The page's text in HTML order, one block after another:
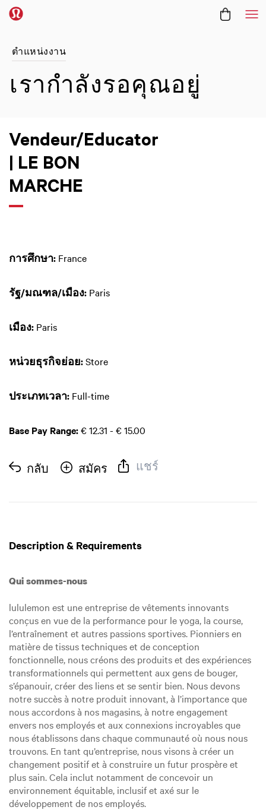
ตำแหน่งงาน
เรากำลังรอคุณอยู่
Vendeur/Educator
| LE BON
MARCHE
การศึกษา: France
รัฐ/มณฑล/เมือง: Paris
เมือง: Paris
หน่วยธุรกิจย่อย:Store
ประเภทเวลา: Full-time
Base Pay Range:€ 12.31 - € 15.00
กลับ สมัคร แชร์
Description & Requirements
Qui sommes-nous
lululemon est une entreprise de vêtements innovants
conçus en vue de la performance pour le yoga, la course,
l’entraînement et autres passions sportives. Pionniers en
matière de tissus techniques et de conception
fonctionnelle, nous créons des produits et des expériences
transformationnels qui permettent aux gens de bouger,
s’épanouir, créer des liens et se sentir bien. Nous devons
notre succès à notre produit innovant, à l’importance que
nous accordons à nos magasins, à notre engagement
envers nos employés et aux connexions incroyables que
nous établissons dans chaque communauté où nous nous
trouvons. En tant qu’entreprise, nous visons à créer un
changement positif et à construire un futur prospère et
plus sain. Cela inclut notamment de concevoir un
environnement équitable, inclusif et axé sur le
développement de nos employés.